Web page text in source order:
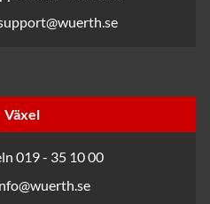
Växel
019 - 35 10 00